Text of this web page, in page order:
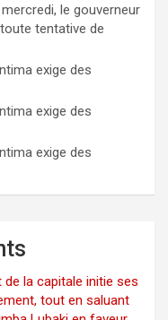
le gouverneur
tentative de
exige des
exige des
exige des
de la capitale initie ses
tout en saluant